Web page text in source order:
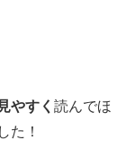
見やすく 読んでほ
た！